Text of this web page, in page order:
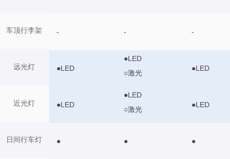
车顶行李架
远光灯
近光灯
日间行车灯
- - -
●LED
●LED
○激光
●LED
●LED
●LED
○激光
●LED
● ● ●